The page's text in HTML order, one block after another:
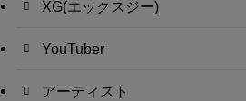
XG(エックスジー)
YouTuber
アーティスト